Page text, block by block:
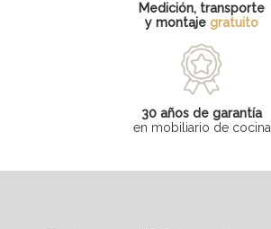
Medición, transporte
y montaje gratuito
30 años de garantía
en mobiliario de cocina